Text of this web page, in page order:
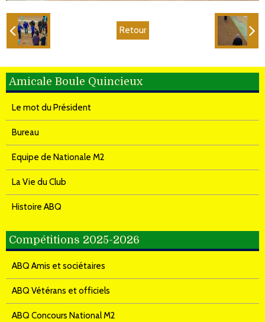
Retour
Amicale Boule Quincieux
Le mot du Président
Bureau
Equipe de Nationale M2
La Vie du Club
Histoire ABQ
Compétitions 2025-2026
ABQ Amis et sociétaires
ABQ Vétérans et officiels
ABQ Concours National M2